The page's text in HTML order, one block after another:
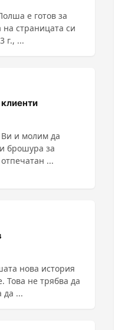
е готов за
страницата си
г., ...
и молим да
...
нова история
Това не трябва да
да ...